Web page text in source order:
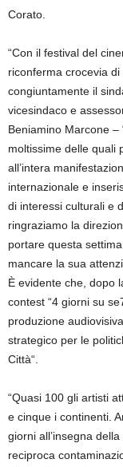
Corato.
“Con il festival del
riconferma crocevia
congiuntamente il
vicesindaco e
Beniamino Marcone –
moltissime delle quali
all’intera
internazionale e
di interessi culturali e
ringraziamo la
portare questa
mancare la sua
È evidente che, dopo
contest “4 giorni su
produzione
strategico per le
Città“.
“Quasi 100 gli artisti
e cinque i continenti.
giorni all’insegna
reciproca